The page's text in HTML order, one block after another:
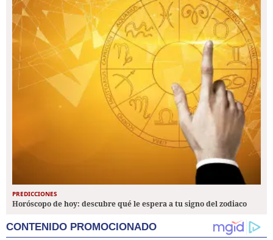
PREDICCIONES
Horóscopo de hoy: descubre qué le espera a tu signo del zodiaco
CONTENIDO PROMOCIONADO